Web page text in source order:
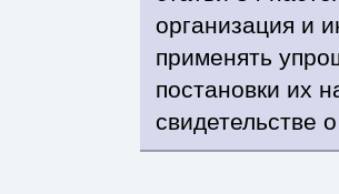
организация и
применять
постановки их
свидетельстве